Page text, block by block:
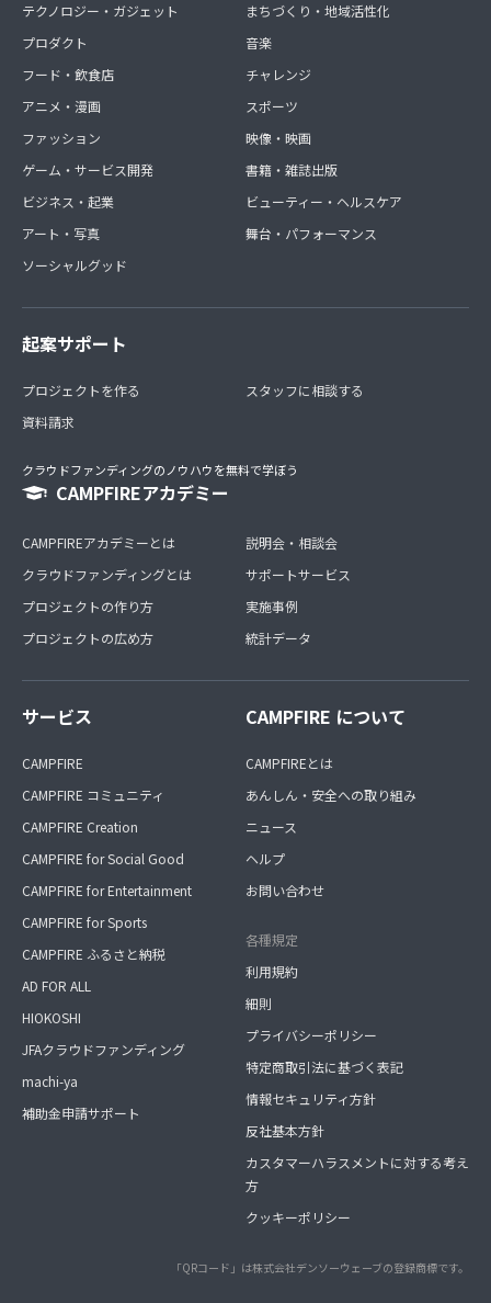
テクノロジー・ガジェット
プロダクト
フード・飲食店
アニメ・漫画
ファッション
ゲーム・サービス開発
ビジネス・起業
アート・写真
ソーシャルグッド
まちづくり・地域活性化
音楽
チャレンジ
スポーツ
映像・映画
書籍・雑誌出版
ビューティー・ヘルスケア
舞台・パフォーマンス
起案サポート
プロジェクトを作る
資料請求
スタッフに相談する
クラウドファンディングのノウハウを無料で学ぼう
CAMPFIREアカデミー
CAMPFIREアカデミーとは
クラウドファンディングとは
プロジェクトの作り方
プロジェクトの広め方
説明会・相談会
サポートサービス
実施事例
統計データ
サービス
CAMPFIRE
CAMPFIRE コミュニティ
CAMPFIRE Creation
CAMPFIRE for Social Good
CAMPFIRE for Entertainment
CAMPFIRE for Sports
CAMPFIRE ふるさと納税
AD FOR ALL
HIOKOSHI
JFAクラウドファンディング
machi-ya
補助金申請サポート
CAMPFIRE について
CAMPFIREとは
あんしん・安全への取り組み
ニュース
ヘルプ
お問い合わせ
各種規定
利用規約
細則
プライバシーポリシー
特定商取引法に基づく表記
情報セキュリティ方針
反社基本方針
カスタマーハラスメントに対する考え
方
クッキーポリシー
「QRコード」は株式会社デンソーウェーブの登録商標です。